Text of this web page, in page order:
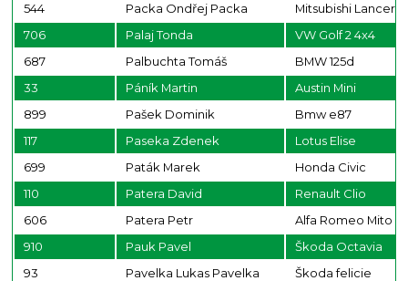
544
Packa Ondřej Packa
Mitsubishi Lancer
706
Palaj Tonda
VW Golf 2 4x4
687
Palbuchta Tomáš
BMW 125d
33
Páník Martin
Austin Mini
899
Pašek Dominik
Bmw e87
117
Paseka Zdenek
Lotus Elise
699
Paták Marek
Honda Civic
110
Patera David
Renault Clio
606
Patera Petr
Alfa Romeo Mito
910
Pauk Pavel
Škoda Octavia
93
Pavelka Lukas Pavelka
Škoda felicie